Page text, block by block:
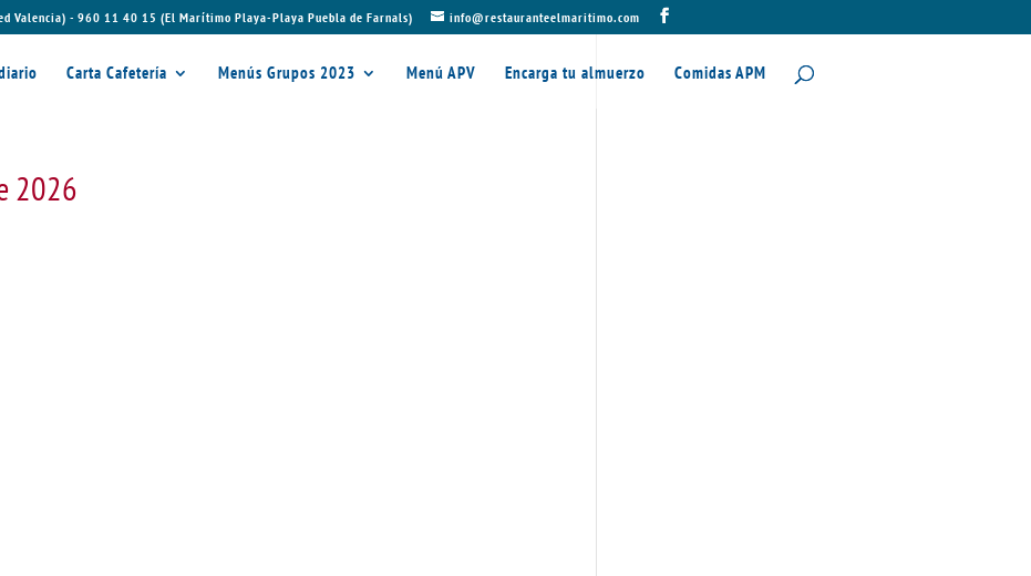
Valencia) - 960 11 40 15 (El Marítimo Playa-Playa Puebla de Farnals) info@restauranteelmaritimo.com
Carta Cafetería Menús Grupos 2023 Menú APV Encarga tu almuerzo Comidas APM
2026